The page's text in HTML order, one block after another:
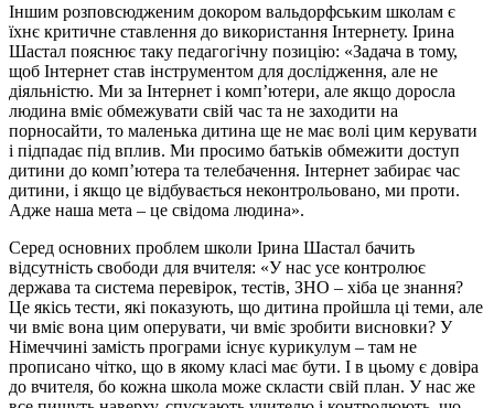
Іншим розповсюдженим докором вальдорфським школам є
їхнє критичне ставлення до використання Інтернету. Ірина
Шастал пояснює таку педагогічну позицію: «Задача в тому,
щоб Інтернет став інструментом для дослідження, але не
діяльністю. Ми за Інтернет і комп’ютери, але якщо доросла
людина вміє обмежувати свій час та не заходити на
порносайти, то маленька дитина ще не має волі цим керувати
і підпадає під вплив. Ми просимо батьків обмежити доступ
дитини до комп’ютера та телебачення. Інтернет забирає час
дитини, і якщо це відбувається неконтрольовано, ми проти.
Адже наша мета – це свідома людина».
Серед основних проблем школи Ірина Шастал бачить
відсутність свободи для вчителя: «У нас усе контролює
держава та система перевірок, тестів, ЗНО – хіба це знання?
Це якісь тести, які показують, що дитина пройшла ці теми, але
чи вміє вона цим оперувати, чи вміє зробити висновки? У
Німеччині замість програми існує курикулум – там не
прописано чітко, що в якому класі має бути. І в цьому є довіра
до вчителя, бо кожна школа може скласти свій план. У нас же